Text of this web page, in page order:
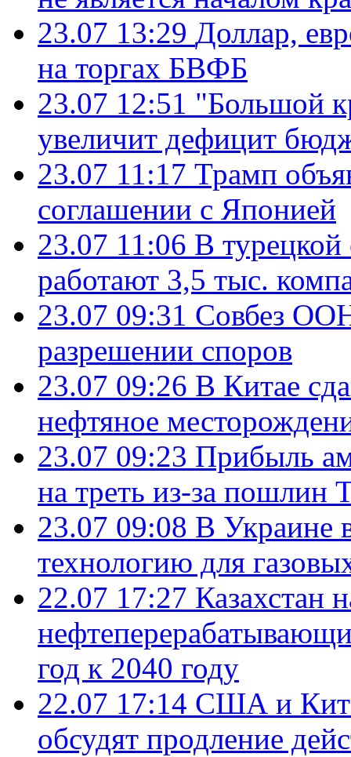
23.07 13:29 Доллар,
на торгах БВФБ
23.07 12:51 "Большой
увеличит дефицит
23.07 11:17 Трамп
соглашении с Японией
23.07 11:06 В
работают 3,5 тыс.
23.07 09:31 Совбез
разрешении споров
23.07 09:26 В Китае
нефтяное
23.07 09:23 Прибыль
на треть из-за пошлин
23.07 09:08 В Украине
технологию для
22.07 17:27 Казахстан
год к 2040 году
22.07 17:14 США и
обсудят продление